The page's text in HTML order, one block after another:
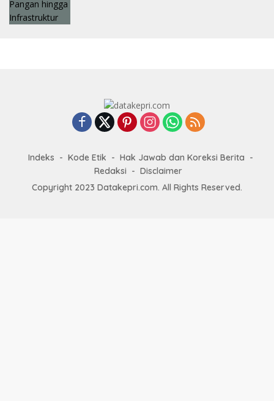
Indeks Kode Etik
Hak Jawab dan Koreksi Berita
Redaksi
Disclaimer
Copyright 2023 Datakepri.com. All Rights Reserved.